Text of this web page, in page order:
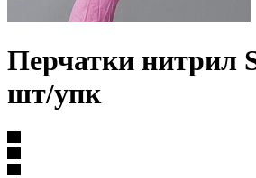
Перчатки нитрил
шт/упк